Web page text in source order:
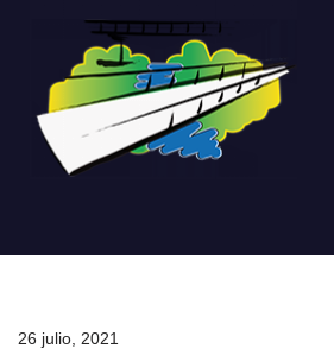
contenido
26 julio, 2021